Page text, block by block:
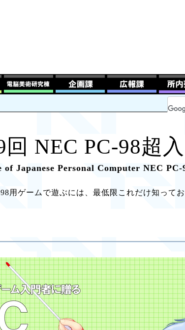
回 NEC PC-98超
of Japanese Personal Computer NEC PC-
用ゲームで遊ぶには、最低限これだけ知って